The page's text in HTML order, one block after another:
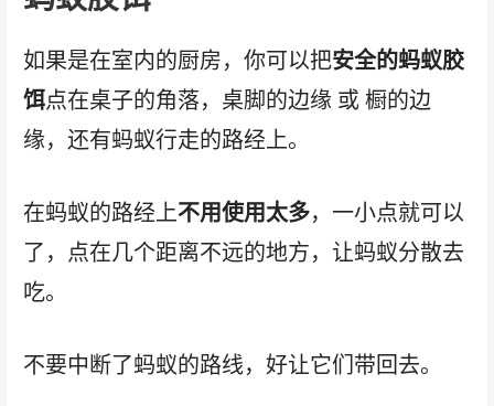
如果是在室内的厨房，你可以把安全的蚂蚁胶
饵点在桌子的角落，桌脚的边缘 或 橱的边
缘，还有蚂蚁行走的路经上。
在蚂蚁的路经上不用使用太多，一小点就可以
了，点在几个距离不远的地方，让蚂蚁分散去
吃。
不要中断了蚂蚁的路线，好让它们带回去。